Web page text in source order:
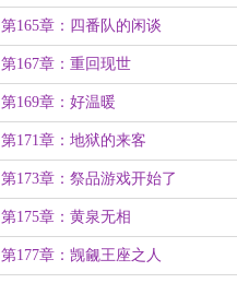
第165章：四番队的闲谈
第167章：重回现世
第169章：好温暖
第171章：地狱的来客
第173章：祭品游戏开始了
第175章：黄泉无相
第177章：觊觎王座之人